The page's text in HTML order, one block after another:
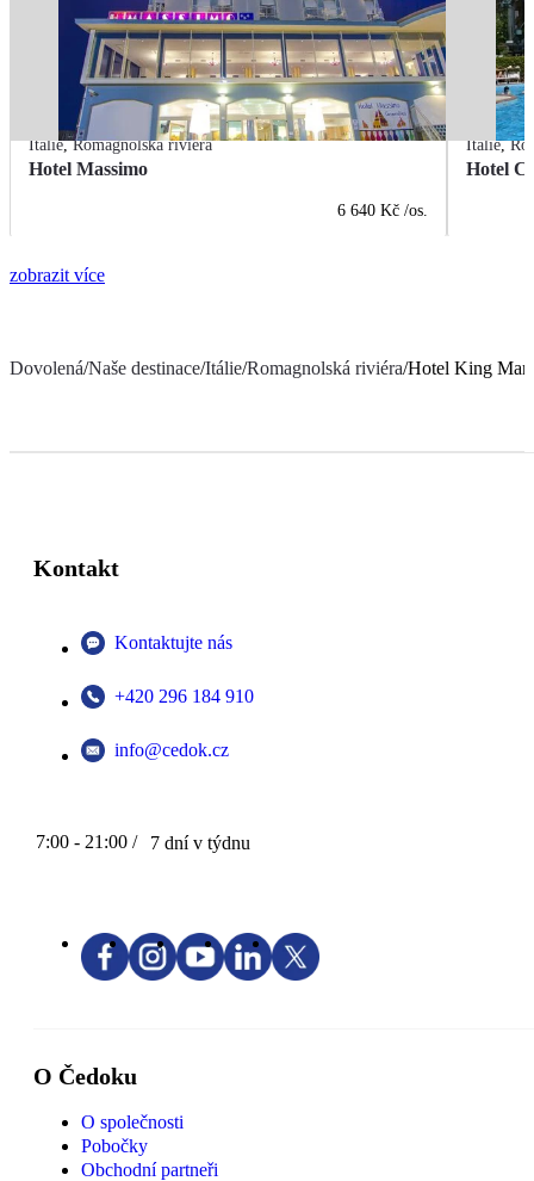
Itálie,Romagnolská riviéra
Hotel Massimo
6 640 Kč /os.
Itálie,
Hotel
zobrazit více
Dovolená/Naše destinace/Itálie/Romagnolská riviéra/Hotel King
Kontakt
Kontaktujte nás
+420 296 184 910
info@cedok.cz
7:00 - 21:00 / 7 dní v týdnu
O Čedoku
O společnosti
Pobočky
Obchodní partneři